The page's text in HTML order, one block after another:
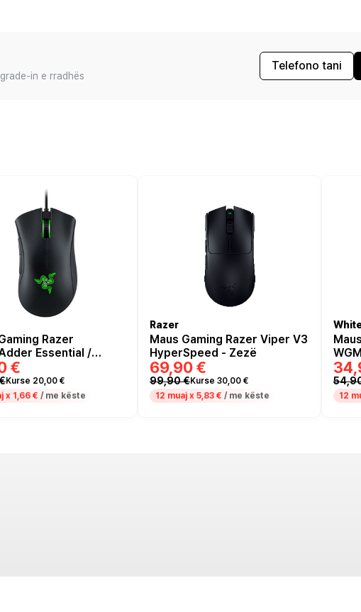
in e rradhës
Telefono tani
Razer
Essential /
R3M1 –
€
Kurse 20,00 €
x 1,66 € / me këste
Razer
Maus Gaming Razer Viper V3
HyperSpeed - Zezë
69,90 €
99,90 €Kurse 30,00 €
12 muaj x 5,83 € / me këste
12